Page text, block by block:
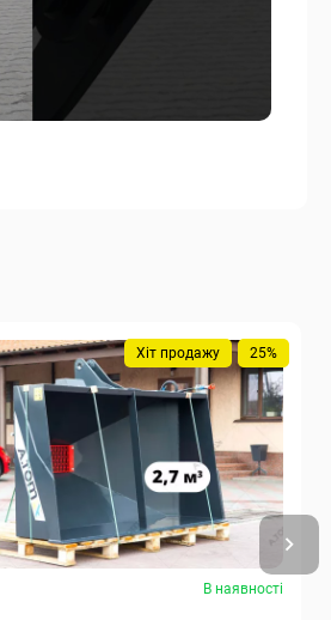
Хіт продажу 25%
В наявності